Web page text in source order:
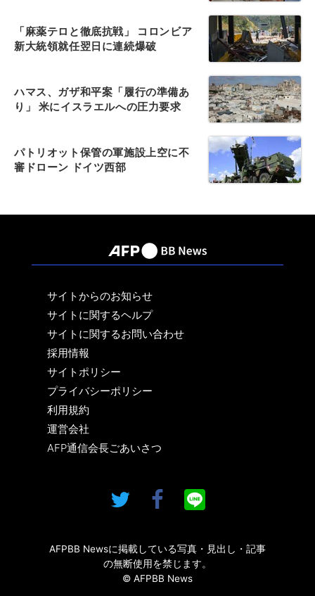
「麻薬テロと徹底抗戦」 コロンビア
新大統領就任翌日に連続爆破
ハマス、ガザ和平案「履行の準備あ
り」 米にイスラエルへの圧力要求
パトリオット保管の軍施設上空に不
審ドローン ドイツ西部
サイトからのお知らせ
サイトに関するヘルプ
サイトに関するお問い合わせ
採用情報
サイトポリシー
プライバシーポリシー
利用規約
運営会社
AFP通信会長ごあいさつ
AFPBB Newsに掲載している写真・見出し・記事
の無断使用を禁じます。
© AFPBB News